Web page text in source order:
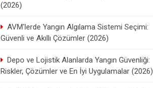
(2026)
AVM'lerde Yangın Algılama Sistemi Seçimi:
Güvenli ve Akıllı Çözümler (2026)
Depo ve Lojistik Alanlarda Yangın Güvenliği:
Riskler, Çözümler ve En İyi Uygulamalar (2026)